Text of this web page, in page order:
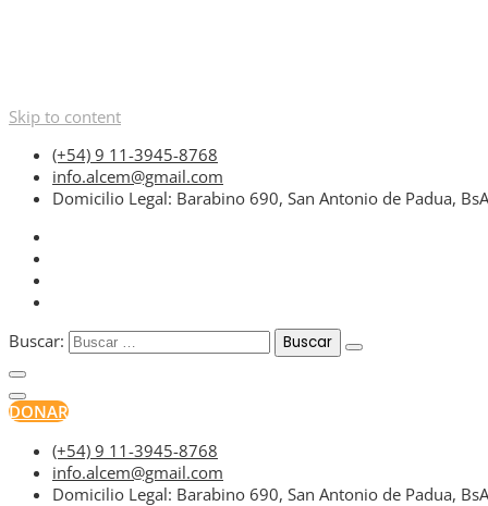
Skip to content
(+54) 9 11-3945-8768
info.alcem@gmail.com
Domicilio Legal: Barabino 690, San Antonio de Padua,
Buscar:
DONAR
(+54) 9 11-3945-8768
info.alcem@gmail.com
Domicilio Legal: Barabino 690, San Antonio de Padua,